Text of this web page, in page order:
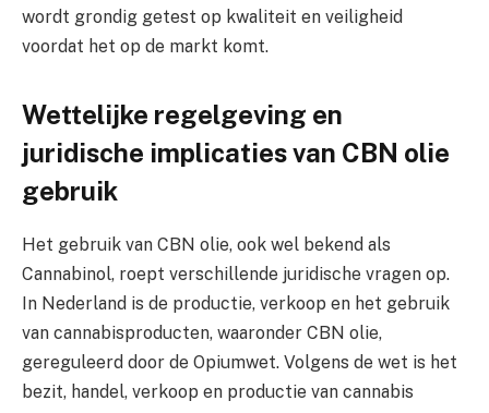
wordt grondig getest op kwaliteit en veiligheid
voordat het op de markt komt.
Wettelijke regelgeving en
juridische implicaties van CBN olie
gebruik
Het gebruik van CBN olie, ook wel bekend als
Cannabinol, roept verschillende juridische vragen op.
In Nederland is de productie, verkoop en het gebruik
van cannabisproducten, waaronder CBN olie,
gereguleerd door de Opiumwet. Volgens de wet is het
bezit, handel, verkoop en productie van cannabis